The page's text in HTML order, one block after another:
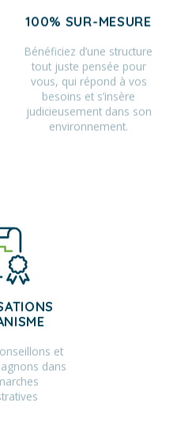
100% SUR-MESURE
Bénéficiez d’une structure
tout juste pensée pour
vous, qui répond à vos
besoins et s’insère
judicieusement dans son
environnement.
dans